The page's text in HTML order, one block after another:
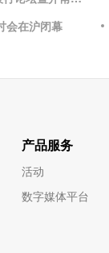
会在沪闭幕
产品服务
活动
数字媒体平台